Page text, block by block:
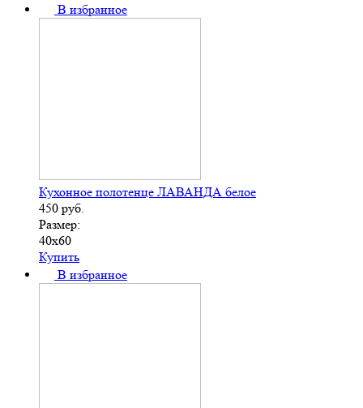
В избранное
Кухонное полотенце ЛАВАНДА белое
450 руб.
Размер:
40х60
Купить
В избранное